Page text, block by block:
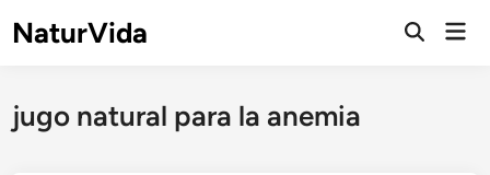
NaturVida
Abrir
jugo natural para la anemia